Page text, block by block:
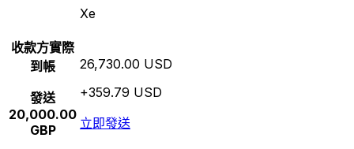
Xe
收款方實際
到帳
發送
20,000.00
GBP
26,730.00 USD
+359.79 USD
立即發送